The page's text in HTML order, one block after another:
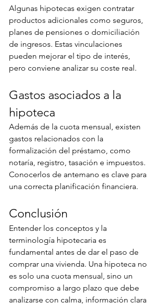
Algunas hipotecas exigen contratar
productos adicionales como seguros,
planes de pensiones o domiciliación
de ingresos. Estas vinculaciones
pueden mejorar el tipo de interés,
pero conviene analizar su coste real.
Gastos asociados a la
hipoteca
Además de la cuota mensual, existen
gastos relacionados con la
formalización del préstamo, como
notaría, registro, tasación e impuestos.
Conocerlos de antemano es clave para
una correcta planificación financiera.
Conclusión
Entender los conceptos y la
terminología hipotecaria es
fundamental antes de dar el paso de
comprar una vivienda. Una hipoteca no
es solo una cuota mensual, sino un
compromiso a largo plazo que debe
analizarse con calma, información clara